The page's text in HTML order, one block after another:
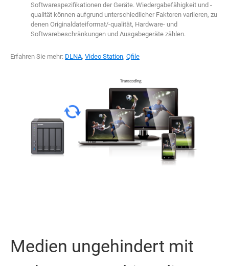
Softwarespezifikationen der Geräte. Wiedergabefähigkeit und -
qualität können aufgrund unterschiedlicher Faktoren variieren, zu
denen Originaldateiformat/-qualität, Hardware- und
Softwarebeschränkungen und Ausgabegeräte zählen.
Erfahren Sie mehr: DLNA, Video Station, Qfile
Medien ungehindert mit